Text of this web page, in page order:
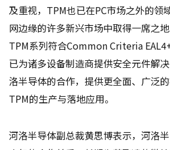
及重视，TPM也已在PC市场之外的领
网边缘的许多新兴市场中取得一席之
TPM系列符合Common Criteria
已为诸多设备制造商提供安全元件解
洛半导体的合作，提供更全面、广泛
TPM的生产与落地应用。
河洛半导体副总裁黄思博表示，河洛